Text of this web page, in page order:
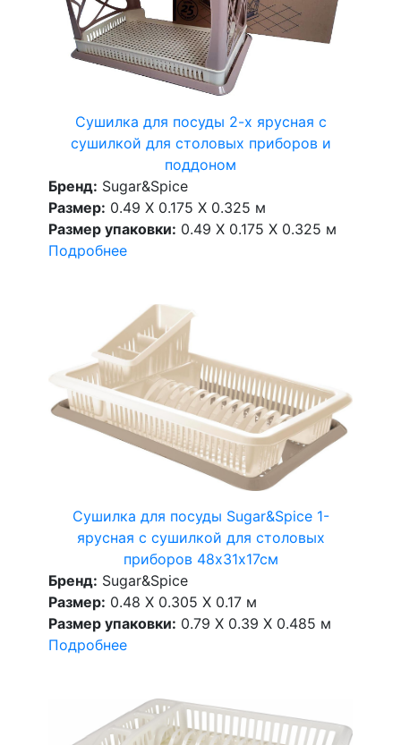
Сушилка для посуды 2-х ярусная с
сушилкой для столовых приборов и
поддоном
Бренд: Sugar&Spice
Размер: 0.49 X 0.175 X 0.325 м
Размер упаковки: 0.49 X 0.175 X 0.325 м
Подробнее
Сушилка для посуды Sugar&Spice 1-
ярусная с сушилкой для столовых
приборов 48х31х17см
Бренд: Sugar&Spice
Размер: 0.48 X 0.305 X 0.17 м
Размер упаковки: 0.79 X 0.39 X 0.485 м
Подробнее